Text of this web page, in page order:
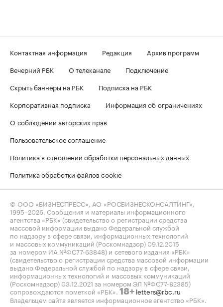
Контактная информация Редакция
Архив программ
Вечерний РБК
О телеканале
Подключение
Скрыть баннеры на РБК
Подписка на РБК
Корпоративная подписка
Информация об ограничениях
О соблюдении авторских прав
Пользовательское соглашение
Политика в отношении обработки персональных данных
Политика обработки файлов cookie
© ООО «БИЗНЕСПРЕСС», АО «РОСБИЗНЕСКОНСАЛТИНГ»,
1995–2026 . Сообщения и материалы информационного
агентства «РБК» (свидетельство о регистрации средства
массовой информации выдано Федеральной службой
по надзору в сфере связи, информационных технологий
и массовых коммуникаций (Роскомнадзор) 09.12.2015
за номером ИА №ФС77-63848) и сетевого издания «РБК»
(свидетельство о регистрации средства массовой информации
выдано Федеральной службой по надзору в сфере связи,
информационных технологий и массовых коммуникаций
(Роскомнадзор) 03.12.2021 за номером ЭЛ №ФС77-82385)
сопровождаются пометкой «РБК». 18+ letters@rbc.ru
Владельцем сайта является информационное агентство «РБК».